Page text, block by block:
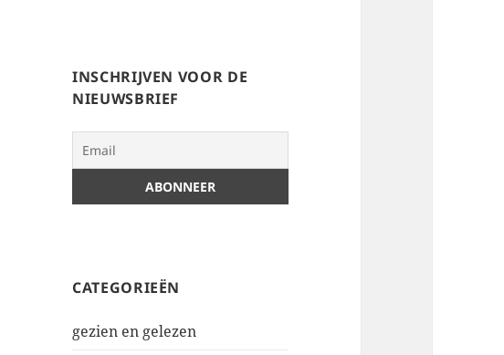
INSCHRIJVEN VOOR DE
NIEUWSBRIEF
CATEGORIEËN
gezien en gelezen